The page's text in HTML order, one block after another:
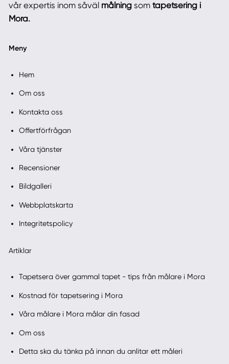
vår expertis inom såväl målning som tapetsering i
Mora.
Meny
Hem
Om oss
Kontakta oss
Offertförfrågan
Våra tjänster
Recensioner
Bildgalleri
Webbplatskarta
Integritetspolicy
Artiklar
Tapetsera över gammal tapet - tips från målare i Mora
Kostnad för tapetsering i Mora
Våra målare i Mora målar din fasad
Om oss
Detta ska du tänka på innan du anlitar ett måleri